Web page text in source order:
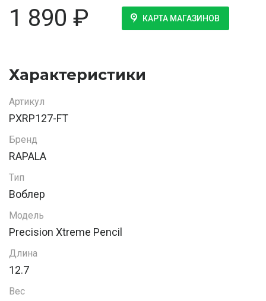
1 890 ₽ КАРТА МАГАЗИНОВ
Характеристики
Артикул
PXRP127-FT
Бренд
RAPALA
Тип
Воблер
Модель
Precision Xtreme Pencil
Длина
12.7
Вес